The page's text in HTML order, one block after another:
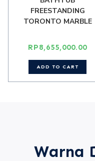
FREESTANDING
TORONTO MARBLE
RP8,655,000.00
ADD TO CART
Warna